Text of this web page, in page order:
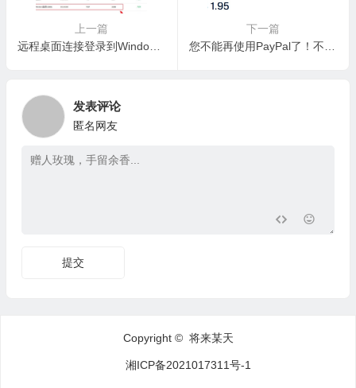
上一篇
远程桌面连接登录到Windows服务器端口号
下一篇
您不能再使用PayPal了！不用就不用吧！
发表评论
匿名网友
提交
Copyright © 将来某天
湘ICP备2021017311号-1